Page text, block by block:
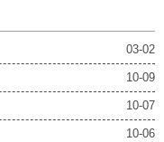
03-02
10-09
10-07
10-06